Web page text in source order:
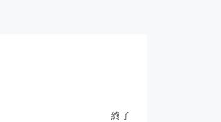
終了